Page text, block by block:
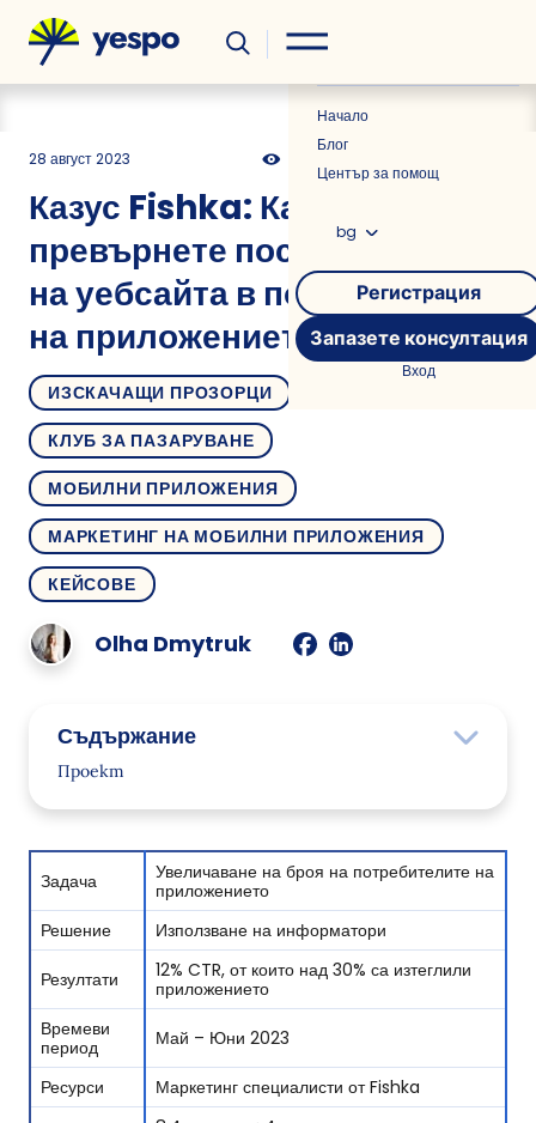
Новини
Начало
Блог
Център за помощ
bg
Регистрация
Запазете консултация
Вход
28 август 2023
ИЗСКАЧАЩИ ПРОЗОРЦИ
КЛУБ ЗА ПАЗАРУВАНЕ
МОБИЛНИ ПРИЛОЖЕНИЯ
МАРКЕТИНГ НА МОБИЛНИ ПРИЛОЖЕНИЯ
КЕЙСОВЕ
Казус Fishka: Как да
превърнете посетителите
на уебсайта в потребители
на приложението
Olha Dmytruk
Съдържание
Проект
Решение
Информатор, пренасочващ към
приложението
Условия за показване
Задача
Увеличаване на броя на потребителите на
приложението
Решение
Използване на информатори
Резултати
12% CTR, от които над 30% са изтеглили
приложението
Времеви
период
Май – Юни 2023
Ресурси Маркетинг специалисти от Fishka